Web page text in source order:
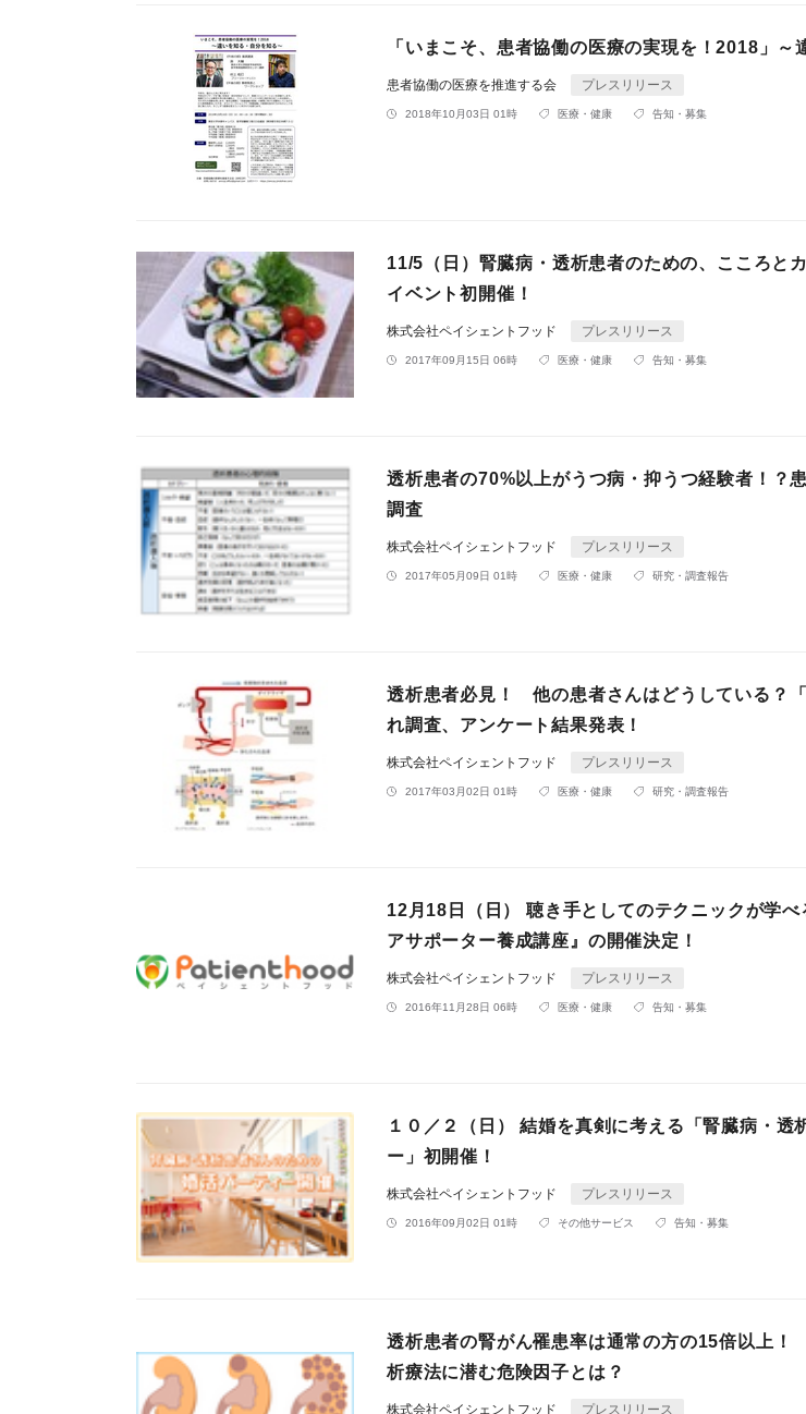
「いまこそ、患者協働の医療の実現を！2018」～
患者協働の医療を推進する会 プレスリリース
2018年10月03日 01時 医療・健康 告知・募集
11/5（日）腎臓病・透析患者のための、こころと
イベント初開催！
株式会社ペイシェントフッド プレスリリース
2017年09月15日 06時 医療・健康 告知・募集
透析患者の70%以上がうつ病・抑うつ経験者！？
調査
株式会社ペイシェントフッド プレスリリース
2017年05月09日 01時 医療・健康 研究・調査報告
透析患者必見！ 他の患者さんはどうしている？
れ調査、アンケート結果発表！
株式会社ペイシェントフッド プレスリリース
2017年03月02日 01時 医療・健康 研究・調査報告
12月18日（日） 聴き手としてのテクニックが学
アサポーター養成講座』の開催決定！
株式会社ペイシェントフッド プレスリリース
2016年11月28日 06時 医療・健康 告知・募集
１０／２（日） 結婚を真剣に考える「腎臓病・透
ー」初開催！
株式会社ペイシェントフッド プレスリリース
2016年09月02日 01時 その他サービス 告知・募集
透析患者の腎がん罹患率は通常の方の15倍以上
析療法に潜む危険因子とは？
株式会社ペイシェントフッド プレスリリース